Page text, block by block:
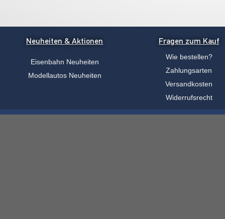
Neuheiten & Aktionen
Eisenbahn Neuheiten
Modellautos Neuheiten
Fragen zum Kauf
Wie bestellen?
Zahlungsarten
Versandkosten
Widerrufsrecht